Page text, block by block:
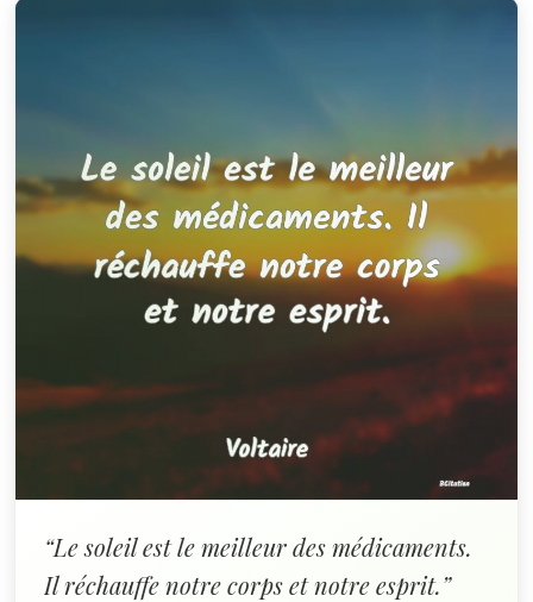
“Le soleil est le meilleur des médicaments.
Il réchauffe notre corps et notre esprit.”